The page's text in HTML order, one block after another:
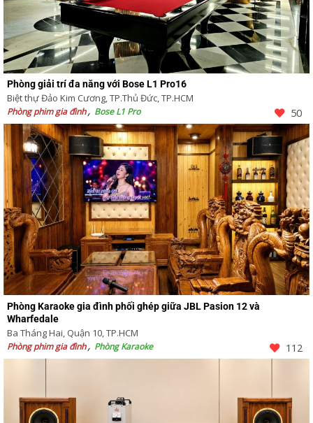
Phòng giải trí đa năng với Bose L1 Pro16
Biệt thự Đảo Kim Cương, TP.Thủ Đức, TP.HCM
Phòng phim gia đình Bose L1 Pro 50
Phòng Karaoke gia đình phối ghép giữa JBL Pasion 12 và
Wharfedale
Ba Tháng Hai, Quận 10, TP.HCM
Phòng phim gia đình Phòng Karaoke 112